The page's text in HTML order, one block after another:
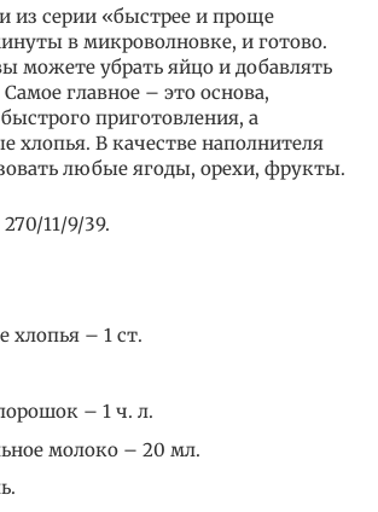
из серии «быстрее и проще
в микроволновке, и готово.
можете убрать яйцо и добавлять
главное – это основа,
приготовления, а
хлопья. В качестве наполнителя
любые ягоды, орехи, фрукты.
11/9/39.
хлопья – 1 ст.
– 1 ч. л.
молоко – 20 мл.